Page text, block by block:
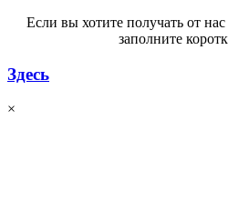
Если вы хотите получать от
заполните
Здесь
×